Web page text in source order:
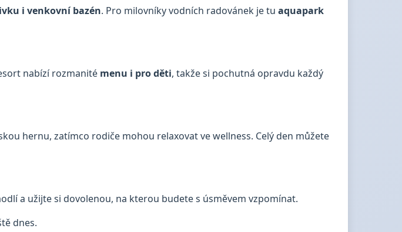
i venkovní bazén. Pro milovníky vodních radovánek je tu aquapark
nabízí rozmanité menu i pro děti, takže si pochutná opravdu každý
hernu, zatímco rodiče mohou relaxovat ve wellness. Celý den můžete
a užijte si dovolenou, na kterou budete s úsměvem vzpomínat.
dnes.